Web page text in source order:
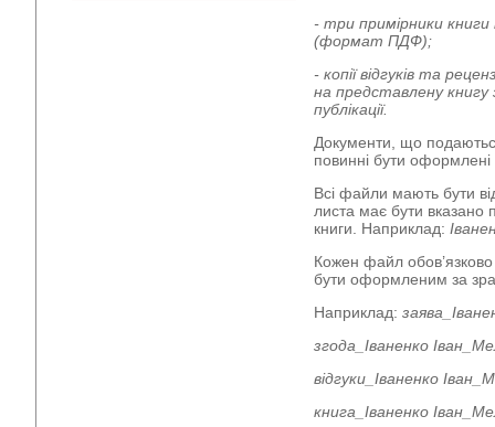
- три примірники
(формат ПДФ);
- копії відгуків та
на представлену
публікації.
Документи, що
повинні бути
Всі файли мають бути
листа має бути вказано
книги. Наприклад:
Кожен файл
бути оформленим за
Наприклад:
згода_Іваненко
відгуки_Іваненко
книга_Іваненко